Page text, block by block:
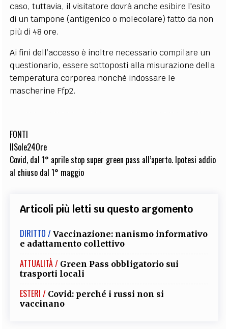
caso, tuttavia, il visitatore dovrà anche esibire l'esito
di un tampone (antigenico o molecolare) fatto da non
più di 48 ore.
Ai fini dell’accesso è inoltre necessario compilare un
questionario, essere sottoposti alla misurazione della
temperatura corporea nonché indossare le
mascherine Ffp2.
FONTI
IlSole24Ore
Covid, dal 1° aprile stop super green pass all’aperto. Ipotesi addio
al chiuso dal 1° maggio
Articoli più letti su questo argomento
DIRITTO / Vaccinazione: nanismo informativo
e adattamento collettivo
ATTUALITÀ / Green Pass obbligatorio sui
trasporti locali
ESTERI / Covid: perché i russi non si
vaccinano